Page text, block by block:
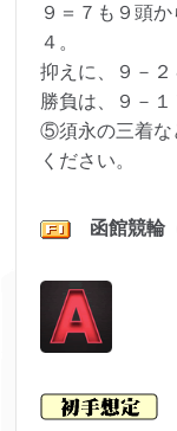
９＝７も９頭
４。
抑えに、９－２
勝負は、９－１
⑤須永の三着な
ください。
函館競輪